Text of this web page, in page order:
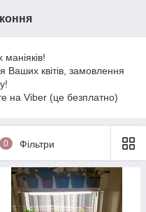
Ваших квітів, замовлення
на Viber (це безплатно)
0 Фільтри